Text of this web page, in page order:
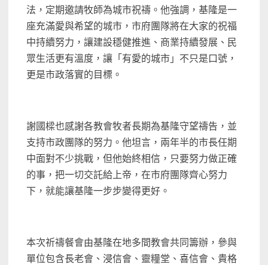
法，定期邀請牧師為城市祝禱。他強調，基隆是一
座充滿愛與希望的城市，市府團隊將在大家的祝福
中持續努力，讓建設穩健推進、商業持續發展、民
眾生活更有溫度，讓「有愛的城市」不只是口號，
更是市政落實的目標。
謝國樑也感謝各教會牧者長期為基隆守望禱告，並
支持市政團隊的努力。他坦言，兩年半的市長任期
中面對不少挑戰，但他始終相信，只要努力做正確
的事，把一切交託給上帝，在市府團隊齊心努力
下，就能讓基隆一步步變得更好。
本次祈禱餐會由基隆在地多間教會共同籌辦，參與
單位包含長老會、浸信會、靈糧堂、喜信會、貴格